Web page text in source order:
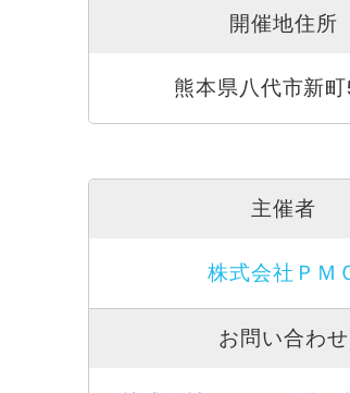
開催地住所
熊本県八代市新
主催者
株式会社ＰＭ
お問い合わせ